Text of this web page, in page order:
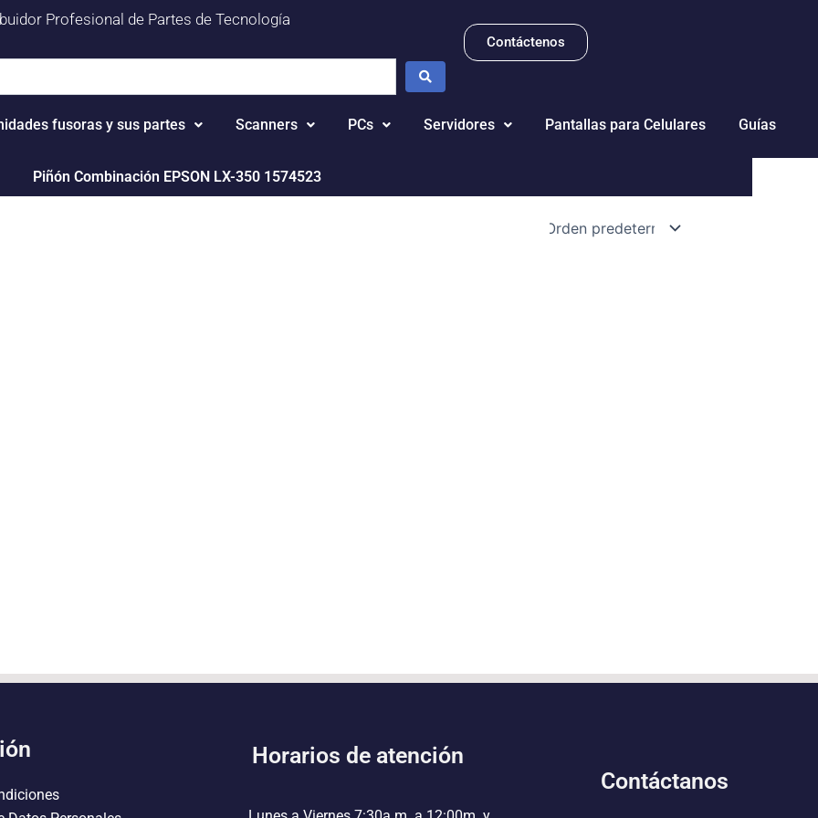
Profesional de Partes de Tecnología
Contáctenos
fusoras y sus partes Scanners PCs Servidores Pantallas para Celulares Guías
Piñón Combinación EPSON LX-350 1574523
Horarios de atención
Contáctanos